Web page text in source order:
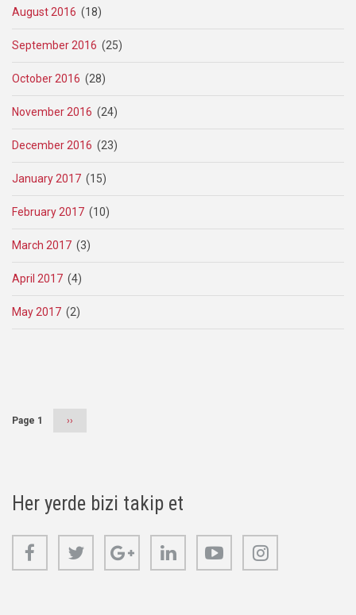
August 2016 (18)
September 2016 (25)
October 2016 (28)
November 2016 (24)
December 2016 (23)
January 2017 (15)
February 2017 (10)
March 2017 (3)
April 2017 (4)
May 2017 (2)
Page 1
Next
››
Her yerde bizi takip et
Facebook Twitter Google+ Linkedin Youtube